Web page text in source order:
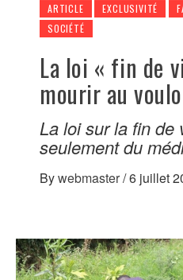
ARTICLE EXCLUSIVITÉ
SOCIÉTÉ
La loi « fin de
mourir au
La loi sur la fin de
seulement du
Bywebmaster/6 juillet